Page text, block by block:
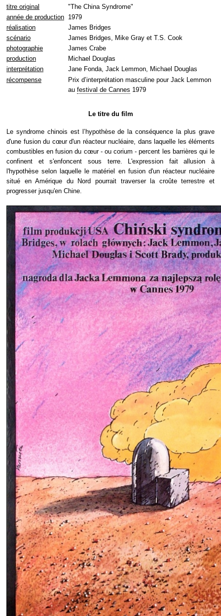
titre original
"The China Syndrome"
année de production 1979
réalisation
James Bridges
scénario
James Bridges, Mike Gray et T.S. Cook
photographie
James Crabe
production
Michael Douglas
interprétation
Jane Fonda, Jack Lemmon, Michael Douglas
récompense
Prix d’interprétation masculine pour Jack Lemmon
au festival de Cannes 1979
Le titre du film
Le syndrome chinois est l’hypothèse de la conséquence la plus grave
d'une fusion du cœur d'un réacteur nucléaire, dans laquelle les éléments
combustibles en fusion du cœur - ou corium - percent les barrières qui le
confinent et s'enfoncent sous terre. L'expression fait allusion à
l'hypothèse selon laquelle le matériel en fusion d'un réacteur nucléaire
situé en Amérique du Nord pourrait traverser la croûte terrestre et
progresser jusqu'en Chine.